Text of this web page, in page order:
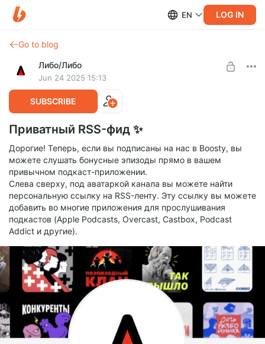
EN LOG IN
Go to blog
Либо/Либо
Jun 24 2025 15:13
SUBSCRIBE
Приватный RSS-фид ✨
Дорогие! Теперь, если вы подписаны на нас в Boosty, вы
можете слушать бонусные эпизоды прямо в вашем
привычном подкаст-приложении.
Cлева сверху, под аватаркой канала вы можете найти
персональную ссылку на RSS-ленту. Эту ссылку вы можете
добавить во многие приложения для прослушивания
подкастов (Apple Podcasts, Overcast, Castbox, Podcast
Addict и другие).